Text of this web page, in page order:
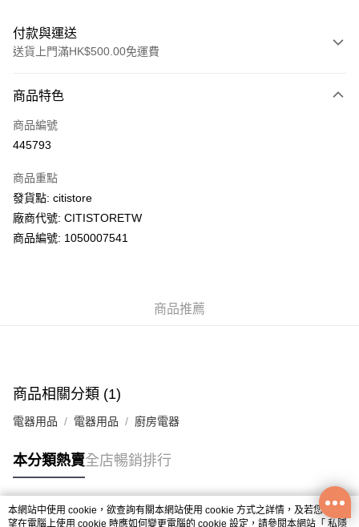
付款與運送
送貨上門滿HK$500.00免運費
信用卡
AlipayHK
WeChat Pay
送貨方式
每筆HK$50.00，滿HK$200.00或以上免運費
UNY 門市自取
商品特色
商品編號
445793
商品重點
發貨點: citistore
廠商代號: CITISTORETW
商品編號: 1050007541
商品推薦
商品相關分類 (1)
電器用品 電器用品 廚房電器
本分類熱賣全店暢銷排行
熱門標籤
本網站中使用 cookie，欲查詢有關本網站使用 cookie 方式之詳情，及若您不希
望在電腦上使用 cookie 時應如何變更電腦的 cookie 設定，請參閱本網站「 私隱